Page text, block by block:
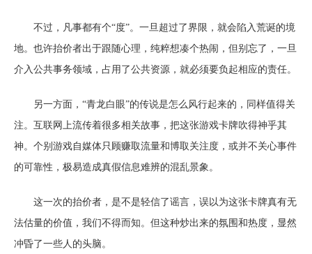
不过，凡事都有个“度”。一旦超过了界限，就会陷入荒诞的境
地。也许抬价者出于跟随心理，纯粹想凑个热闹，但别忘了，一旦
介入公共事务领域，占用了公共资源，就必须要负起相应的责任。
另一方面，“青龙白眼”的传说是怎么风行起来的，同样值得关
注。互联网上流传着很多相关故事，把这张游戏卡牌吹得神乎其
神。个别游戏自媒体只顾赚取流量和博取关注度，或并不关心事件
的可靠性，极易造成真假信息难辨的混乱景象。
这一次的抬价者，是不是轻信了谣言，误以为这张卡牌真有无
法估量的价值，我们不得而知。但这种炒出来的氛围和热度，显然
冲昏了一些人的头脑。